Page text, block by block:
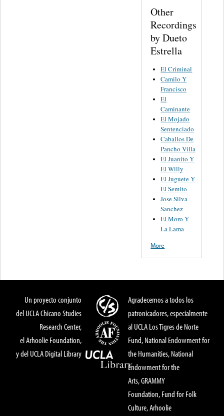
Other
Recordings
by Dueto
Estrella
El Criminal
Camilo Y
Francisco
El
Caminante
El Mojado
Sentenciado
Caballos De
Pancho Villa
El Juanito Y
El Willy
El Juguete Y
El Semito
Jose Silva
Sanchez
El Moro Y
La Lama
More
Un proyecto conjunto
del UCLA Chicano Studies
Research Center,
el Arhoolie Foundation,
y del UCLA Digital Library
Agradecemos a todos los
patronicadores, especialmente
al UCLA Los Tigres de Norte
Fund, National Endowment for
the Humanities, National
Endowment for the
Arts, GRAMMY
Foundation, Fund for Folk
Culture, Arhoolie